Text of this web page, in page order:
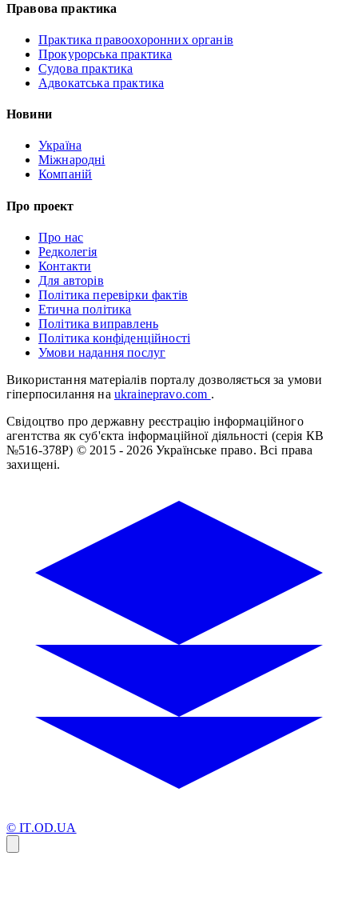
Правова практика
Практика правоохоронних органів
Прокурорська практика
Судова практика
Адвокатська практика
Новини
Україна
Міжнародні
Компаній
Про проект
Про нас
Редколегія
Контакти
Для авторів
Політика перевірки фактів
Етична політика
Політика виправлень
Політика конфіденційності
Умови надання послуг
Використання матеріалів порталу дозволяється за умови
гіперпосилання на ukrainepravo.com .
Свідоцтво про державну реєстрацію інформаційного
агентства як суб'єкта інформаційної діяльності (серія КВ
№516-378Р) © 2015 - 2026 Українське право. Всі права
захищені.
© IT.OD.UA